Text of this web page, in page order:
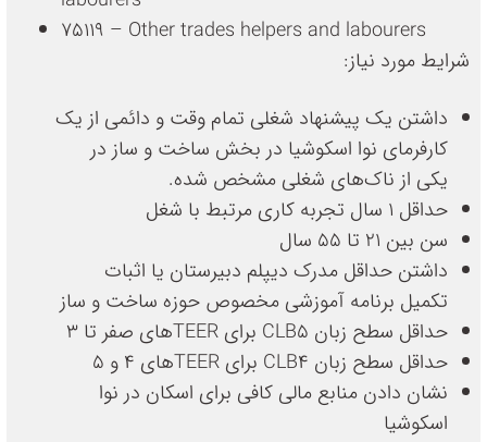
75119 – Other trades helpers and labourers
شرایط مورد نیاز:
داشتن یک پیشنهاد شغلی تمام وقت و دائمی از یک
کارفرمای نوا اسکوشیا در بخش ساخت و ساز در
یکی از ناک‌های شغلی مشخص شده.
حداقل ۱ سال تجربه کاری مرتبط با شغل
سن بین ۲۱ تا ۵۵ سال
داشتن حداقل مدرک دیپلم دبیرستان یا اثبات
تکمیل برنامه آموزشی مخصوص حوزه ساخت و ساز
حداقل سطح زبان CLB5 برای TEERهای صفر تا 3
حداقل سطح زبان CLB4 برای TEERهای 4 و 5
نشان دادن منابع مالی کافی برای اسکان در نوا
اسکوشیا